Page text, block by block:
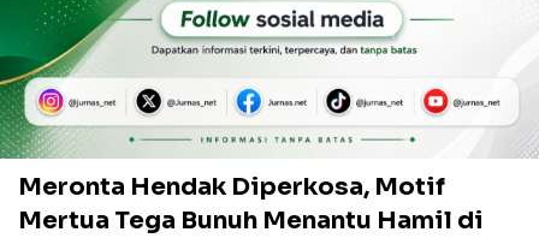
Meronta Hendak Diperkosa, Motif
Mertua Tega Bunuh Menantu Hamil di